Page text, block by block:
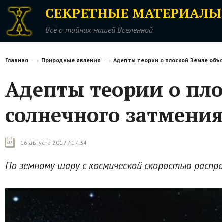
СЕКРЕТНЫЕ МАТЕРИАЛЫ
Всё о тайнах нашей Вселенной
Главная Природные явления Адепты теории о плоской Земле
Адепты теории о
солнечного
16 августа 2017 / 17:34
По земному шару с космической скоростью